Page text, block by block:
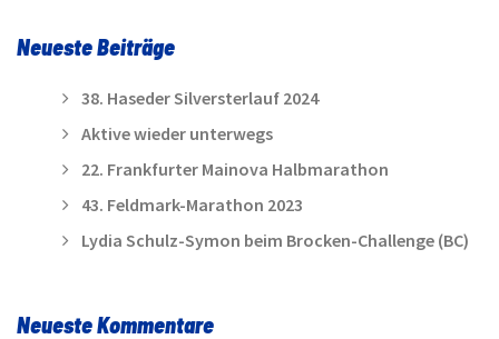
Neueste Beiträge
38. Haseder Silversterlauf 2024
Aktive wieder unterwegs
22. Frankfurter Mainova Halbmarathon
43. Feldmark-Marathon 2023
Lydia Schulz-Symon beim Brocken-Challenge (BC)
Neueste Kommentare